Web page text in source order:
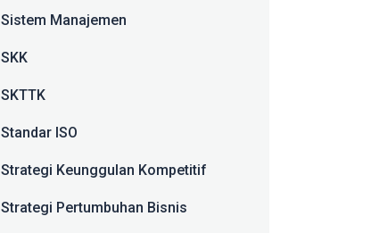
Sistem Manajemen
SKK
SKTTK
Standar ISO
Strategi Keunggulan Kompetitif
Strategi Pertumbuhan Bisnis